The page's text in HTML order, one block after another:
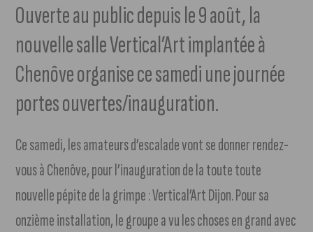
Ouverte au public depuis le 9 août, la
nouvelle salle Vertical’Art implantée à
Chenôve organise ce samedi une journée
portes ouvertes/inauguration.
Ce samedi, les amateurs d’escalade vont se donner rendez-
vous à Chenôve, pour l’inauguration de la toute toute
nouvelle pépite de la grimpe : Vertical’Art Dijon. Pour sa
onzième installation, le groupe a vu les choses en grand avec